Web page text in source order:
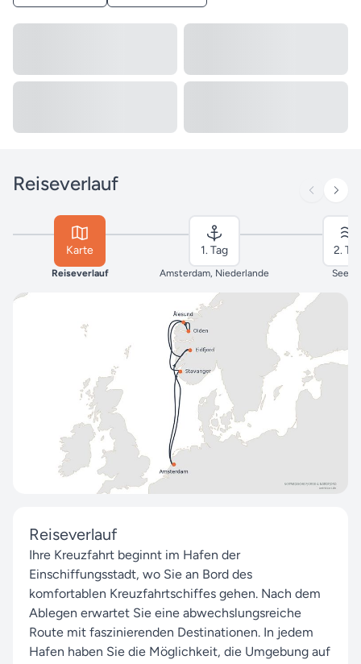
Reiseverlauf
Karte
Reiseverlauf
1. Tag
Amsterdam, Niederlande
2.
Reiseverlauf
Ihre Kreuzfahrt beginnt im Hafen der
Einschiffungsstadt, wo Sie an Bord des
komfortablen Kreuzfahrtschiffes gehen. Nach dem
Ablegen erwartet Sie eine abwechslungsreiche
Route mit faszinierenden Destinationen. In jedem
Hafen haben Sie die Möglichkeit, die Umgebung auf